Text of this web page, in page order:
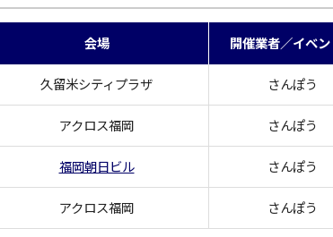
会場 開催業者／イベン
久留米シティプラザ さんぽう
アクロス福岡 さんぽう
福岡朝日ビル さんぽう
アクロス福岡 さんぽう